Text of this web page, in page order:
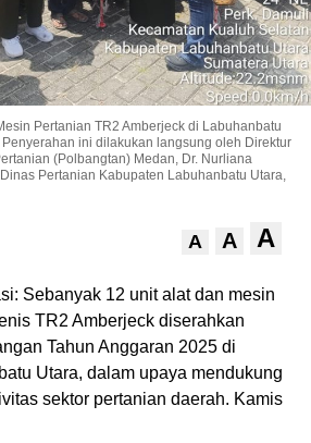
Pertanian TR2 Amberjeck di Labuhanbatu
ini dilakukan langsung oleh Direktur
(Polbangtan) Medan, Dr. Nurliana
Pertanian Kabupaten Labuhanbatu Utara,
A A A
Sebanyak 12 unit alat dan mesin
TR2 Amberjeck diserahkan
Tahun Anggaran 2025 di
Utara, dalam upaya mendukung
sektor pertanian daerah. Kamis